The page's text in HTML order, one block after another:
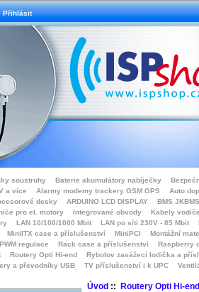
Přihlásit
soustruhy Baterie akumulátory nabíječky
a více
Alarmy modemy trackery GSM GPS
Auto
desky
ARDUINO LCD DISPLAY
BMS
pro el. motory
Integrované obvody
Kabely
LAN 10/100/1000 Mbit LAN po síti 230V - 85 Mbit
MiniITX case a příslušenství MiniPCI
Montážní
PWM regulace Rack case a příslušenství
Raspberry
Routery Opti Hi-end
Rybolov zavážecí lodička a přísl
a převodníky USB
TV příslušenství i k UPC
Úvod:: Routery Opti Hi-end